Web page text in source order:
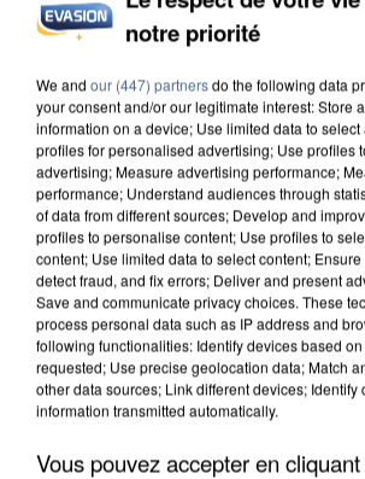
APRÈS TOUTES CES CANICULES,
DE FAUNE SAUVAGE SONT...
notre priorité
We and our (447) partnersdo the following data
your consent and/or our legitimate interest: Store
information on a device; Use limited data to
profiles for personalised advertising; Use profiles
advertising; Measure advertising performance;
performance; Understand audiences through
of data from different sources; Develop and
profiles to personalise content; Use profiles to
content; Use limited data to select content;
detect fraud, and fix errors; Deliver and present
Save and communicate privacy choices. These
process personal data such as IP address and
following functionalities: Identify devices based
requested; Use precise geolocation data; Match
other data sources; Link different devices; Identify
information transmitted automatically.
Vous pouvez accepter en